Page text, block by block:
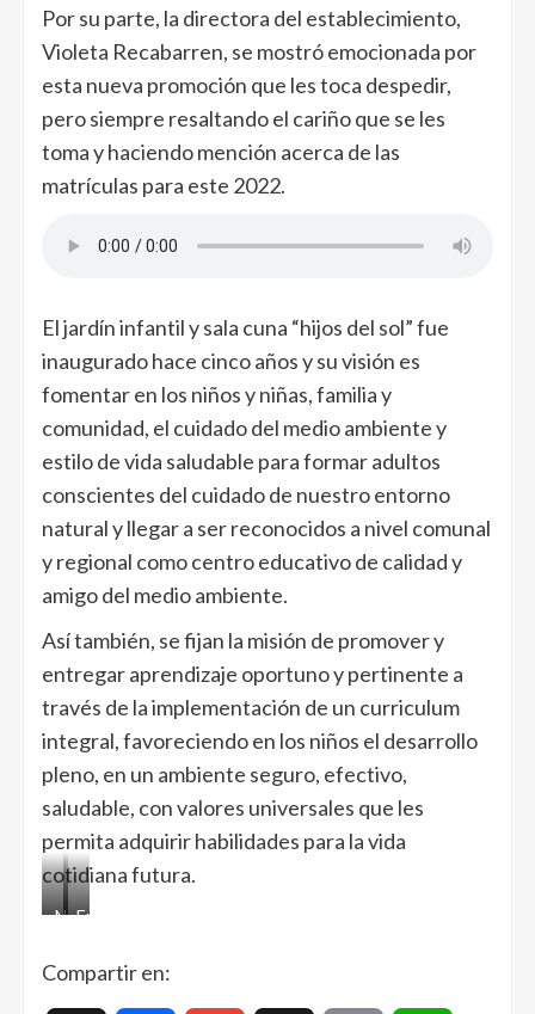
Por su parte, la directora del establecimiento,
Violeta Recabarren, se mostró emocionada por
esta nueva promoción que les toca despedir,
pero siempre resaltando el cariño que se les
toma y haciendo mención acerca de las
matrículas para este 2022.
El jardín infantil y sala cuna “hijos del sol” fue
inaugurado hace cinco años y su visión es
fomentar en los niños y niñas, familia y
comunidad, el cuidado del medio ambiente y
estilo de vida saludable para formar adultos
conscientes del cuidado de nuestro entorno
natural y llegar a ser reconocidos a nivel comunal
y regional como centro educativo de calidad y
amigo del medio ambiente.
Así también, se fijan la misión de promover y
entregar aprendizaje oportuno y pertinente a
través de la implementación de un curriculum
integral, favoreciendo en los niños el desarrollo
pleno, en un ambiente seguro, efectivo,
saludable, con valores universales que les
permita adquirir habilidades para la vida
cotidiana futura.
Niños
pasar
Funcionarias
jardín
Compartir en: